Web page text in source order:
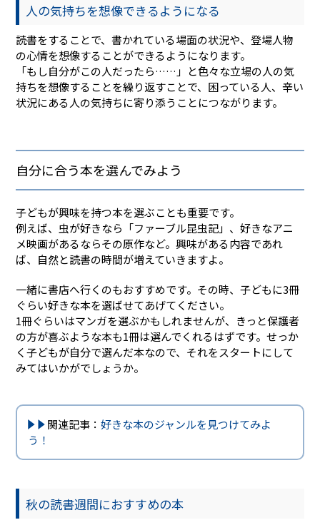
人の気持ちを想像できるようになる
読書をすることで、書かれている場面の状況や、登場人物
の心情を想像することができるようになります。
「もし自分がこの人だったら……」と色々な立場の人の気
持ちを想像することを繰り返すことで、困っている人、辛い
状況にある人の気持ちに寄り添うことにつながります。
自分に合う本を選んでみよう
子どもが興味を持つ本を選ぶことも重要です。
例えば、虫が好きなら「ファーブル昆虫記」、好きなアニ
メ映画があるならその原作など。興味がある内容であれ
ば、自然と読書の時間が増えていきますよ。
一緒に書店へ行くのもおすすめです。その時、子どもに3冊
ぐらい好きな本を選ばせてあげてください。
1冊ぐらいはマンガを選ぶかもしれませんが、きっと保護者
の方が喜ぶような本も1冊は選んでくれるはずです。せっか
く子どもが自分で選んだ本なので、それをスタートにして
みてはいかがでしょうか。
関連記事：好きな本のジャンルを見つけてみよ
う！
秋の読書週間におすすめの本